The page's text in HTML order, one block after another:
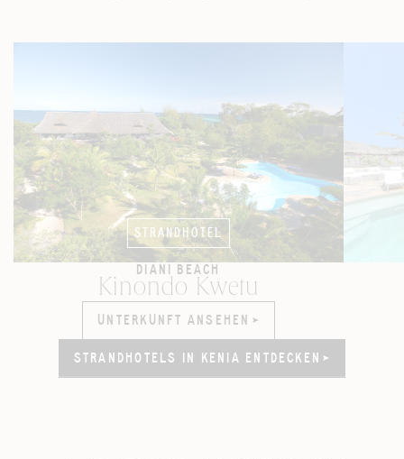
STRANDHOTEL
DIANI BEACH
Kinondo Kwetu
UNTERKUNFT ANSEHEN
UNTERKUNFT ANSEHEN
STRANDHOTELS IN KENIA ENTDECKEN
STRANDHOTELS IN KENIA ENTDECKEN